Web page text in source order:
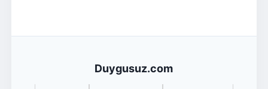
Duygusuz.com